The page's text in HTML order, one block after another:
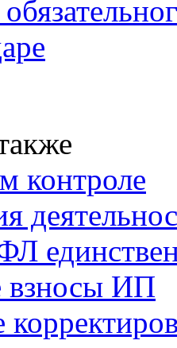
контроле
взносы ИП